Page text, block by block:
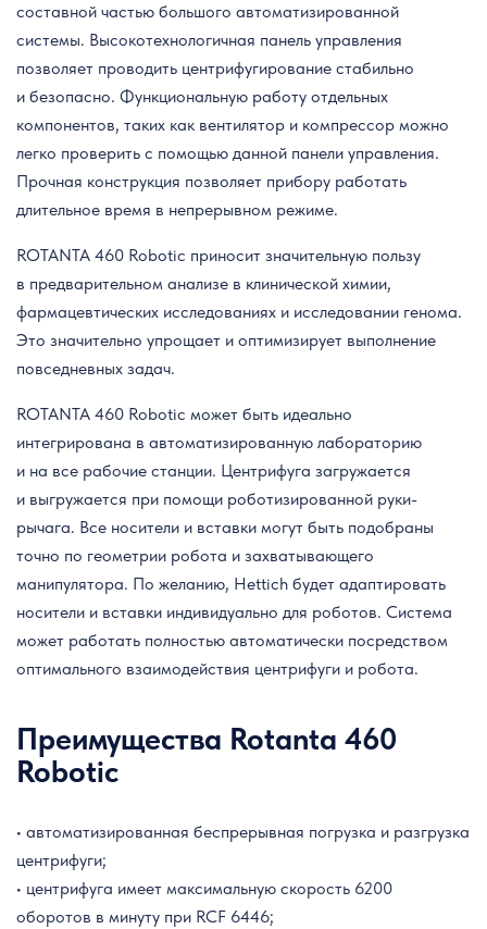
составной частью большого автоматизированной
системы. Высокотехнологичная панель управления
позволяет проводить центрифугирование стабильно
и безопасно. Функциональную работу отдельных
компонентов, таких как вентилятор и компрессор можно
легко проверить с помощью данной панели управления.
Прочная конструкция позволяет прибору работать
длительное время в непрерывном режиме.
ROTANTA 460 Robotic приносит значительную пользу
в предварительном анализе в клинической химии,
фармацевтических исследованиях и исследовании генома.
Это значительно упрощает и оптимизирует выполнение
повседневных задач.
ROTANTA 460 Robotic может быть идеально
интегрирована в автоматизированную лабораторию
и на все рабочие станции. Центрифуга загружается
и выгружается при помощи роботизированной руки-
рычага. Все носители и вставки могут быть подобраны
точно по геометрии робота и захватывающего
манипулятора. По желанию, Hettich будет адаптировать
носители и вставки индивидуально для роботов. Система
может работать полностью автоматически посредством
оптимального взаимодействия центрифуги и робота.
Преимущества Rotanta 460
Robotic
• автоматизированная беспрерывная погрузка и разгрузка
центрифуги;
• центрифуга имеет максимальную скорость 6200
оборотов в минуту при RCF 6446;